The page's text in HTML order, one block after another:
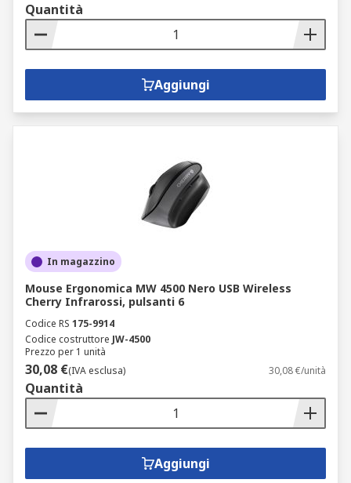
Quantità
Aggiungi
In magazzino
Mouse Ergonomica MW 4500 Nero USB Wireless
Cherry Infrarossi, pulsanti 6
Codice RS 175-9914
Codice costruttore JW-4500
Prezzo per 1 unità
30,08 €(IVA esclusa) 30,08 €/unità
Quantità
Aggiungi